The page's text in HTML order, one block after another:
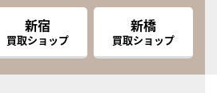
新宿
買取ショップ
新橋
買取ショップ